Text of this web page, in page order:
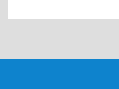
Ürün resmi kalitesiz, bozuk